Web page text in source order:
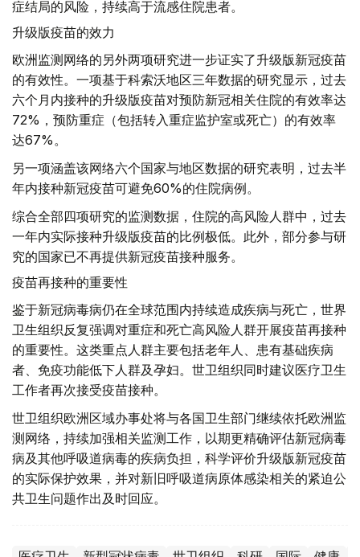
症结局的风险，持续高于流感住院患者。
升级版疫苗的效力
欧洲监测网络的另外两项研究进一步证实了升级版新冠疫苗
的有效性。一项基于科索沃地区三年数据的研究显示，过去
六个月内接种的升级版疫苗对预防新冠相关住院的有效率达
72%，预防重症（包括转入重症监护室或死亡）的有效率
达67%。
另一项涵盖该网络六个国家与地区数据的研究表明，过去半
年内接种新冠疫苗可避免60%的住院病例。
综合全部四项研究的监测数据，住院的高风险人群中，过去
一年内实际接种升级版疫苗的比例极低。此外，部分参与研
究的国家已不再提供新冠疫苗接种服务。
疫苗再接种的重要性
鉴于新冠病毒病仍在全球范围内持续造成疾病与死亡，世界
卫生组织反复强调对重症和死亡高风险人群开展疫苗再接种
的重要性。这类重点人群主要包括老年人、患有基础疾病
者、免疫功能低下人群及孕妇。世卫组织同时建议医疗卫生
工作者再次接受疫苗接种。
世卫组织欧洲区域办事处将与各国卫生部门继续依托欧洲监
测网络，持续加强相关监测工作，以期更精确评估新冠病毒
病及其他呼吸道病毒的疾病负担，科学评价升级版新冠疫苗
的实际保护效果，并对新旧呼吸道病原体感染相关的紧迫公
共卫生问题作出及时回应。